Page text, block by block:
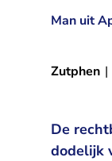
Man uit
Zutphen |
De
dodelijk